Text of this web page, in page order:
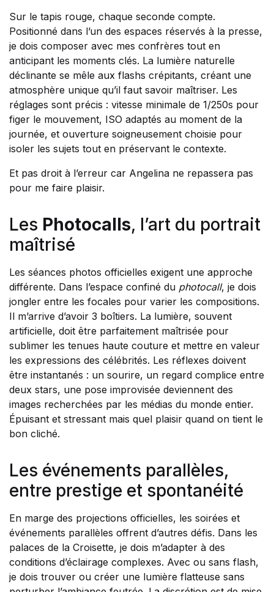
Sur le tapis rouge, chaque seconde compte.
Positionné dans l’un des espaces réservés à la presse,
je dois composer avec mes confrères tout en
anticipant les moments clés. La lumière naturelle
déclinante se mêle aux flashs crépitants, créant une
atmosphère unique qu’il faut savoir maîtriser. Les
réglages sont précis : vitesse minimale de 1/250s pour
figer le mouvement, ISO adaptés au moment de la
journée, et ouverture soigneusement choisie pour
isoler les sujets tout en préservant le contexte.
Et pas droit à l’erreur car Angelina ne repassera pas
pour me faire plaisir.
Les Photocalls, l’art du portrait
maîtrisé
Les séances photos officielles exigent une approche
différente. Dans l’espace confiné du photocall, je dois
jongler entre les focales pour varier les compositions.
Il m’arrive d’avoir 3 boîtiers. La lumière, souvent
artificielle, doit être parfaitement maîtrisée pour
sublimer les tenues haute couture et mettre en valeur
les expressions des célébrités. Les réflexes doivent
être instantanés : un sourire, un regard complice entre
deux stars, une pose improvisée deviennent des
images recherchées par les médias du monde entier.
Épuisant et stressant mais quel plaisir quand on tient le
bon cliché.
Les événements parallèles,
entre prestige et spontanéité
En marge des projections officielles, les soirées et
événements parallèles offrent d’autres défis. Dans les
palaces de la Croisette, je dois m’adapter à des
conditions d’éclairage complexes. Avec ou sans flash,
je dois trouver ou créer une lumière flatteuse sans